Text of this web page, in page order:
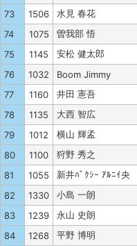
73
1506 水見 春花
74
1075 曽我部 悟
75
1145 安松 健太郎
76
1032 Boom Jimmy
77
1160 井田 憲吾
78
1135 大西 智広
79
1012 横山 輝孟
80
1100 狩野 秀之
81
1055 新井ﾊﾞｸｼｰ ｱﾙﾆｲ央
82
1330 小島 一朗
83
1239 永山 史朗
84
1268 平野 博明